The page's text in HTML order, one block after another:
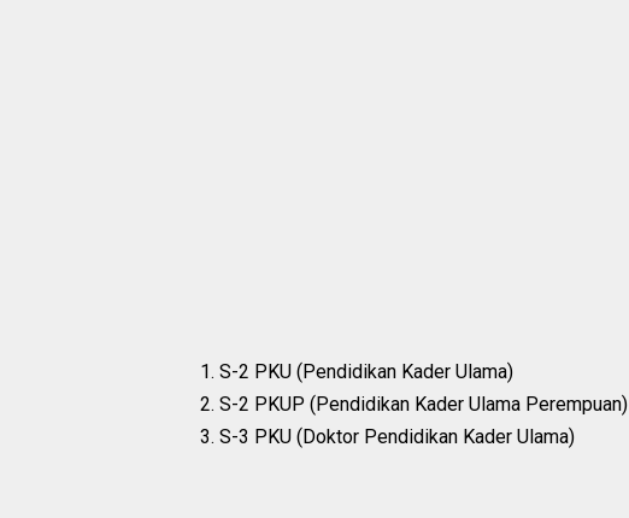
S-2 PKU (Pendidikan Kader Ulama)
S-2 PKUP (Pendidikan Kader Ulama Perempuan)
S-3 PKU (Doktor Pendidikan Kader Ulama)